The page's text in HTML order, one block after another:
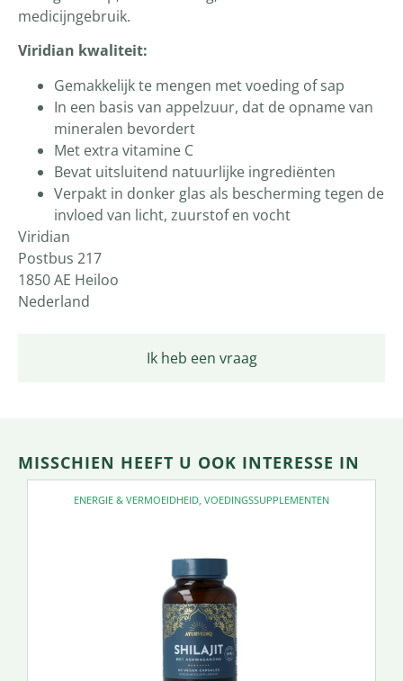
Ik heb een vraag
medicijngebruik.
Viridian kwaliteit:
Gemakkelijk te mengen met voeding of sap
In een basis van appelzuur, dat de opname van
mineralen bevordert
Met extra vitamine C
Bevat uitsluitend natuurlijke ingrediënten
Verpakt in donker glas als bescherming tegen de
invloed van licht, zuurstof en vocht
Viridian
Postbus 217
1850 AE Heiloo
Nederland
MISSCHIEN HEEFT U OOK INTERESSE IN
ENERGIE & VERMOEIDHEID, VOEDINGSSUPPLEMENTEN